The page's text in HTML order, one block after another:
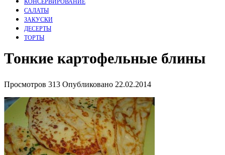
КОНСЕРВИРОВАНИЕ
САЛАТЫ
ЗАКУСКИ
ДЕСЕРТЫ
ТОРТЫ
Тонкие картофельные блины
Просмотров 313 Опубликовано 22.02.2014